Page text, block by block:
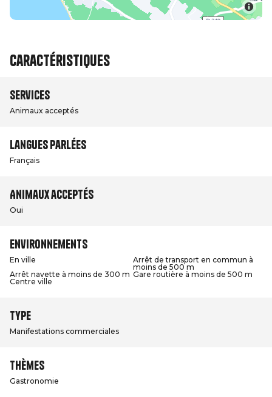
Caractéristiques
Services
Animaux acceptés
Langues parlées
Français
Animaux acceptés
Oui
Environnements
En ville
Arrêt de transport en commun à
moins de 500 m
Arrêt navette à moins de 300 m Gare routière à moins de 500 m
Centre ville
Type
Manifestations commerciales
Thèmes
Gastronomie